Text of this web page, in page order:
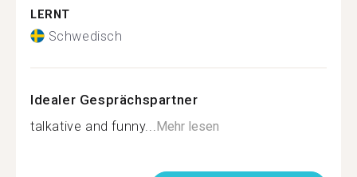
LERNT
Schwedisch
Idealer Gesprächspartner
talkative and funny... Mehr lesen